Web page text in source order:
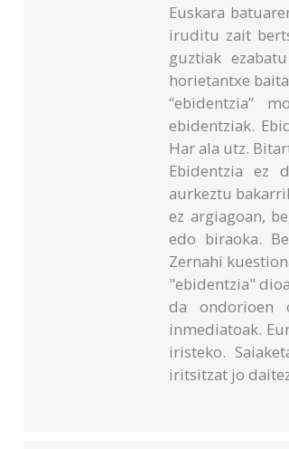
Euskara
iruditu zait
guztiak
horietantxe
“ebidentzia”
ebidentziak.
Har ala utz.
Ebidentzia ez
aurkeztu
ez argiagoan,
edo biraoka.
Zernahi
"ebidentzia"
da ondorioen
inmediatoak.
iristeko.
iritsitzat jo